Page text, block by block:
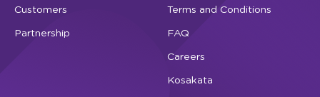
Customers
Partnership
Terms and Conditions
FAQ
Careers
Kosakata